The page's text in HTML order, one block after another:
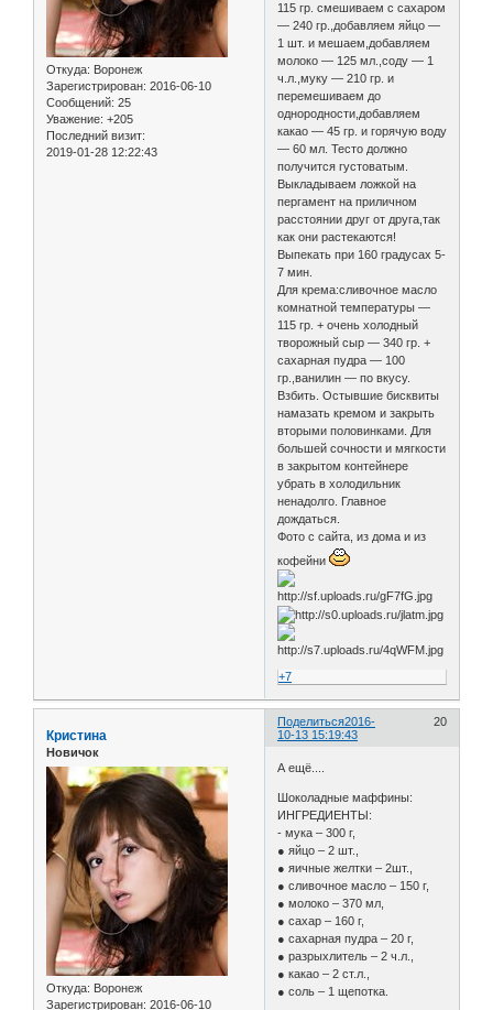
Откуда: Воронеж
Зарегистрирован: 2016-06-10
Сообщений: 25
Уважение: +205
Последний визит:
2019-01-28 12:22:43
115 гр. смешиваем с сахаром
— 240 гр.,добавляем яйцо —
1 шт. и мешаем,добавляем
молоко — 125 мл.,соду — 1
ч.л.,муку — 210 гр. и
перемешиваем до
однородности,добавляем
какао — 45 гр. и горячую воду
— 60 мл. Тесто должно
получится густоватым.
Выкладываем ложкой на
пергамент на приличном
расстоянии друг от друга,так
как они растекаются!
Выпекать при 160 градусах 5-
7 мин.
Для крема:сливочное масло
комнатной температуры —
115 гр. + очень холодный
творожный сыр — 340 гр. +
сахарная пудра — 100
гр.,ванилин — по вкусу.
Взбить. Остывшие бисквиты
намазать кремом и закрыть
вторыми половинками. Для
большей сочности и мягкости
в закрытом контейнере
убрать в холодильник
ненадолго. Главное
дождаться.
Фото с сайта, из дома и из
кофейни
+7
Поделиться 20
2016-
10-13 15:19:43
Кристина
Новичок
Откуда: Воронеж
Зарегистрирован: 2016-06-10
А ещё....
Шоколадные маффины:
ИНГРЕДИЕНТЫ:
- мука – 300 г,
● яйцо – 2 шт.,
● яичные желтки – 2шт.,
● сливочное масло – 150 г,
● молоко – 370 мл,
● сахар – 160 г,
● сахарная пудра – 20 г,
● разрыхлитель – 2 ч.л.,
● какао – 2 ст.л.,
● соль – 1 щепотка.